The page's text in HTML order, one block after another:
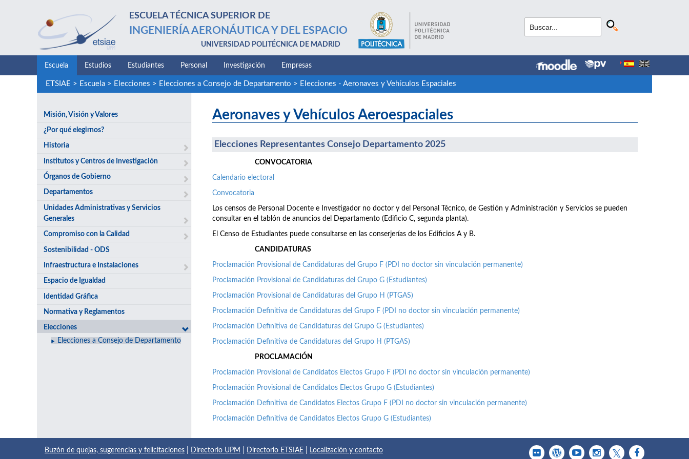
ESCUELA TÉCNICA SUPERIOR DE
INGENIERÍA AERONÁUTICA Y DEL ESPACIO
UNIVERSIDAD POLITÉCNICA DE MADRID
Escuela Estudios Estudiantes Personal Investigación Empresas
ETSIAE > Escuela> Elecciones > Elecciones a Consejo de Departamento > Elecciones - Aeronaves y Vehículos Espaciales
Misión, Visión y Valores
¿Por qué elegirnos?
Historia
Institutos y Centros de Investigación
Órganos de Gobierno
Departamentos
Unidades Administrativas y Servicios
Generales
Compromiso con la Calidad
Sostenibilidad - ODS
Infraestructura e Instalaciones
Espacio de Igualdad
Identidad Gráfica
Normativa y Reglamentos
Elecciones
Elecciones a Consejo de Departamento
Aeronaves y Vehículos Aeroespaciales
Elecciones Representantes Consejo Departamento 2025
CONVOCATORIA
Calendario electoral
Convocatoria
Los censos de Personal Docente e Investigador no doctor y del Personal Técnico, de Gestión y Administración y Servicios se pueden
consultar en el tablón de anuncios del Departamento (Edificio C, segunda planta).
El Censo de Estudiantes puede consultarse en las conserjerías de los Edificios A y B.
CANDIDATURAS
Proclamación Provisional de Candidaturas del Grupo F (PDI no doctor sin vinculación permanente)
Proclamación Provisional de Candidaturas del Grupo G (Estudiantes)
Proclamación Provisional de Candidaturas del Grupo H (PTGAS)
Proclamación Definitiva de Candidaturas del Grupo F (PDI no doctor sin vinculación permanente)
Proclamación Definitiva de Candidaturas del Grupo G (Estudiantes)
Proclamación Definitiva de Candidaturas del Grupo H (PTGAS)
PROCLAMACIÓN
Proclamación Provisional de Candidatos Electos Grupo F (PDI no doctor sin vinculación permanente)
Proclamación Provisional de Candidatos Electos Grupo G (Estudiantes)
Proclamación Definitiva de Candidatos Electos Grupo F (PDI no doctor sin vinculación permanente)
Proclamación Definitiva de Candidatos Electos Grupo G (Estudiantes)
Buzón de quejas, sugerencias y felicitaciones Directorio UPM Directorio ETSIAE Localización y contacto